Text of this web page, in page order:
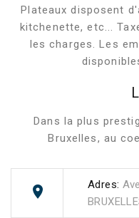
Plateaux disposent
kitchenette, etc...
les charges. Les
Dans la plus
Bruxelles, au
Adres: